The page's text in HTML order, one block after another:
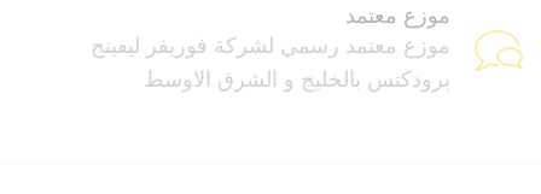
موزع معتمد
موزع معتمد رسمي لشركة فوريفر ليفينج
برودكتس بالخليج و الشرق الاوسط